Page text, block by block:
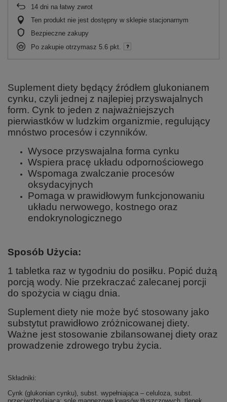
14 dni na łatwy zwrot
Ten produkt nie jest dostępny w sklepie stacjonarnym
Bezpieczne zakupy
Po zakupie otrzymasz 5.6 pkt.
Suplement diety będący źródłem glukonianem
cynku, czyli jednej z najlepiej przyswajalnych
form. Cynk to jeden z najważniejszych
pierwiastków w ludzkim organizmie, regulujący
mnóstwo procesów i czynników.
Wysoce przyswajalna forma cynku
Wspiera pracę układu odpornościowego
Wspomaga zwalczanie procesów
oksydacyjnych
Pomaga w prawidłowym funkcjonowaniu
układu nerwowego, kostnego oraz
endokrynologicznego
Sposób Użycia:
1 tabletka raz w tygodniu do posiłku. Popić dużą
porcją wody. Nie przekraczać zalecanej porcji
do spożycia w ciągu dnia.
Suplement diety nie może być stosowany jako
substytut prawidłowo zróżnicowanej diety.
Ważne jest stosowanie zbilansowanej diety oraz
prowadzenie zdrowego trybu życia.
Składniki:
Cynk (glukonian cynku), subst. wypełniająca – celuloza, subst.